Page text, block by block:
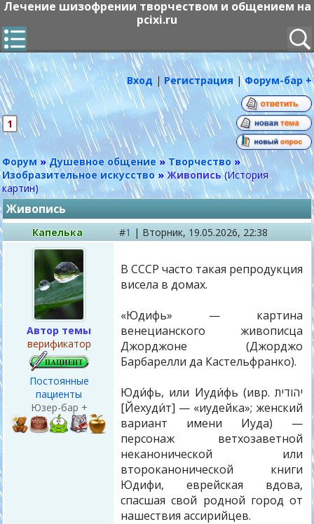
Лечение шизофрении творчеством и общением на
pcixi.ru
Вход | Регистрация |Форум-бар +
1
Форум » Душевное общение » Творчество »
Изобразительное искусство » Живопись (История
картин)
Живопись
Капелька #1 | Вторник, 19.05.2026, 22:38
Автор темы
верификатор
Постоянные
пациенты
Юзер-бар +
В СССР часто такая репродукция
висела в домах.
«Юдифь» — картина
венецианского живописца
Джорджоне (Джорджо
Барбарелли да Кастельфранко).
Юди́фь, или Иуди́фь (ивр. יהודית‎
[Йехуди́т] — «иудейка»; женский
вариант имени Иуда) —
персонаж ветхозаветной
неканонической или
второканонической книги
Юдифи, еврейская вдова,
спасшая свой родной город от
нашествия ассирийцев.